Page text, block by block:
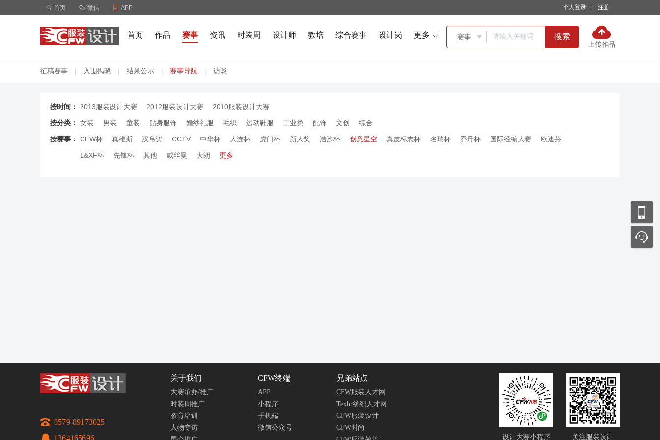
 首页  微信  APP 个人登录 注册
首页 作品 赛事 资讯 时装周 设计师 教培 综合赛事 设计岗 更多  赛事  搜索
上传作品
征稿赛事 | 入围揭晓 | 结果公示 | 赛事导航 | 访谈
按时间： 2013服装设计大赛 2012服装设计大赛 2010服装设计大赛
按分类： 女装 男装 童装 贴身服饰 婚纱礼服 毛织 运动鞋服 工业类 配饰 文创 综合
按赛事： CFW杯 真维斯 汉帛奖 CCTV 中华杯 大连杯 虎门杯 新人奖 浩沙杯 创意星空 真皮标志杯 名瑞杯 乔丹杯 国际经编大赛 欧迪芬
L&XF杯 先锋杯 其他 威丝曼 大朗 更多
0579-89173025
1364165696
设计大赛小程序 关注服装设计
关于我们
大赛承办/推广
时装周推广
教育培训
人物专访
CFW终端
APP
小程序
手机端
微信公众号
兄弟站点
CFW服装人才网
Texhr纺织人才网
CFW服装设计
CFW时尚